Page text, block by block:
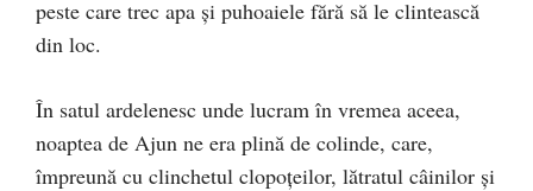
peste care trec apa şi puhoaiele fără să le clintească
din loc.
În satul ardelenesc unde lucram în vremea aceea,
noaptea de Ajun ne era plină de colinde, care,
împreună cu clinchetul clopoţeilor, lătratul câinilor şi